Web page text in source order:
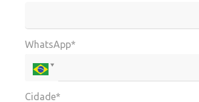
WhatsApp*
Cidade*